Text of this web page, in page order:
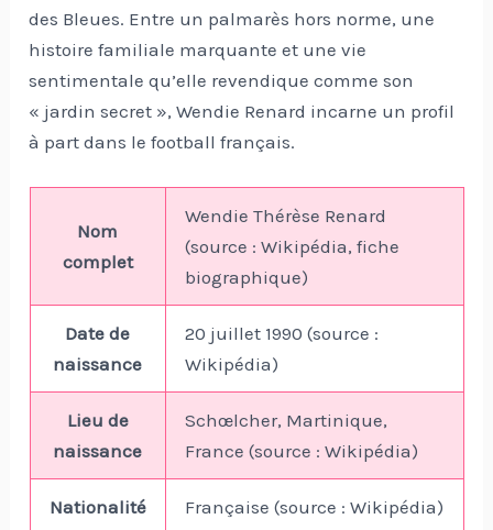
des Bleues. Entre un palmarès hors norme, une
histoire familiale marquante et une vie
sentimentale qu’elle revendique comme son
« jardin secret », Wendie Renard incarne un profil
à part dans le football français.
Nom
complet
Wendie Thérèse Renard
(source : Wikipédia, fiche
biographique)
Date de
naissance
20 juillet 1990 (source :
Wikipédia)
Lieu de
naissance
Schœlcher, Martinique,
France (source : Wikipédia)
Nationalité Française (source : Wikipédia)